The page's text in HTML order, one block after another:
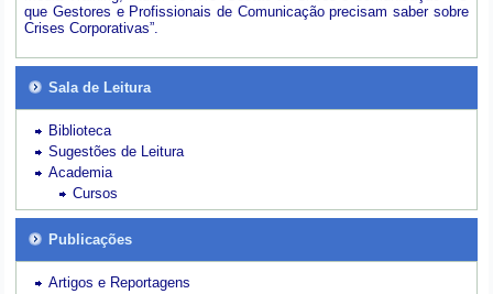
que Gestores e Profissionais de Comunicação precisam saber sobre
Crises Corporativas”.
Sala de Leitura
Biblioteca
Sugestões de Leitura
Academia
Cursos
Publicações
Artigos e Reportagens